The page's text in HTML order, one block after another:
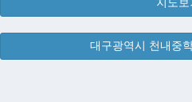
지도보
대구광역시 천내중